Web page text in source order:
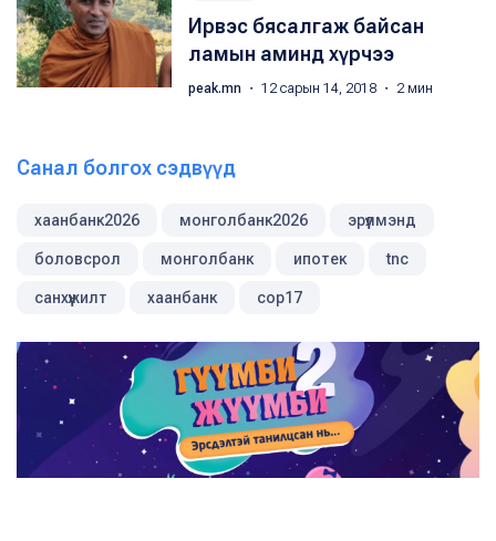
Ирвэс бясалгаж байсан
ламын аминд хүрчээ
peak.mn ・ 12 сарын 14, 2018 ・ 2 мин
Санал болгох сэдвүүд
хаанбанк2026 монголбанк2026 эрүүлмэнд
боловсрол монголбанк ипотек tnc
санхүүжилт хаанбанк cop17